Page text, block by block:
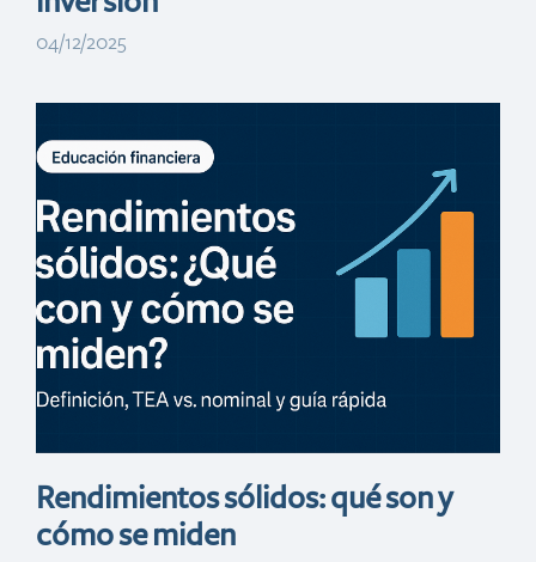
04/12/2025
Rendimientos sólidos: qué son y
cómo se miden